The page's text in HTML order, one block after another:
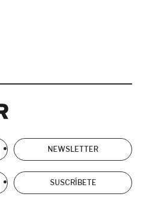
NEWSLETTER
SUSCRÍBETE